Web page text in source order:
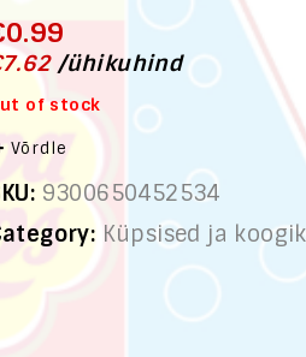
0.99
7.62 /ühikuhind
of stock
Võrdle
9300650452534
Küpsised ja